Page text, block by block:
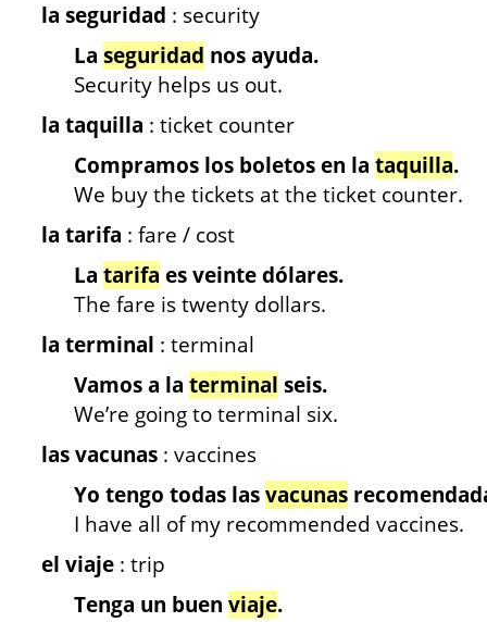
la seguridad : security
La seguridad nos ayuda.
Security helps us out.
la taquilla : ticket counter
Compramos los boletos en la taquilla.
We buy the tickets at the ticket counter.
la tarifa : fare / cost
La tarifa es veinte dólares.
The fare is twenty dollars.
la terminal : terminal
Vamos a la terminal seis.
We’re going to terminal six.
las vacunas : vaccines
Yo tengo todas lasvacunas
I have all of my recommended vaccines.
el viaje : trip
Tenga un buen viaje.